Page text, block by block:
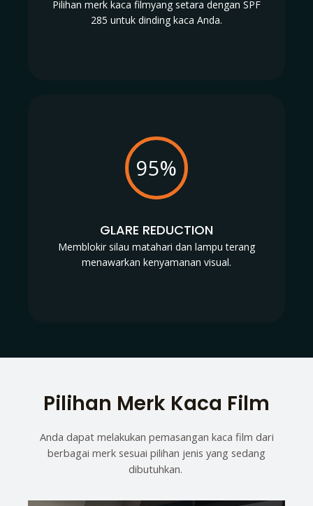
Pilihan merk kaca filmyang setara dengan SPF
285 untuk dinding kaca Anda.
95%
GLARE REDUCTION
Memblokir silau matahari dan lampu terang
menawarkan kenyamanan visual.
Pilihan Merk Kaca Film
Anda dapat melakukan pemasangan kaca film dari
berbagai merk sesuai pilihan jenis yang sedang
dibutuhkan.